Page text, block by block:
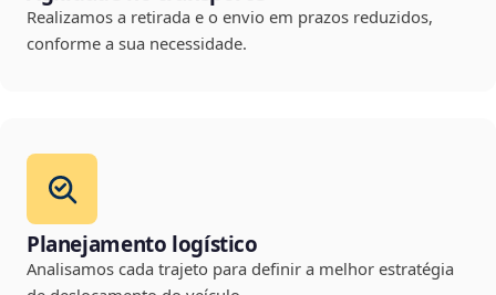
Realizamos a retirada e o envio em prazos reduzidos,
conforme a sua necessidade.
Planejamento logístico
Analisamos cada trajeto para definir a melhor estratégia